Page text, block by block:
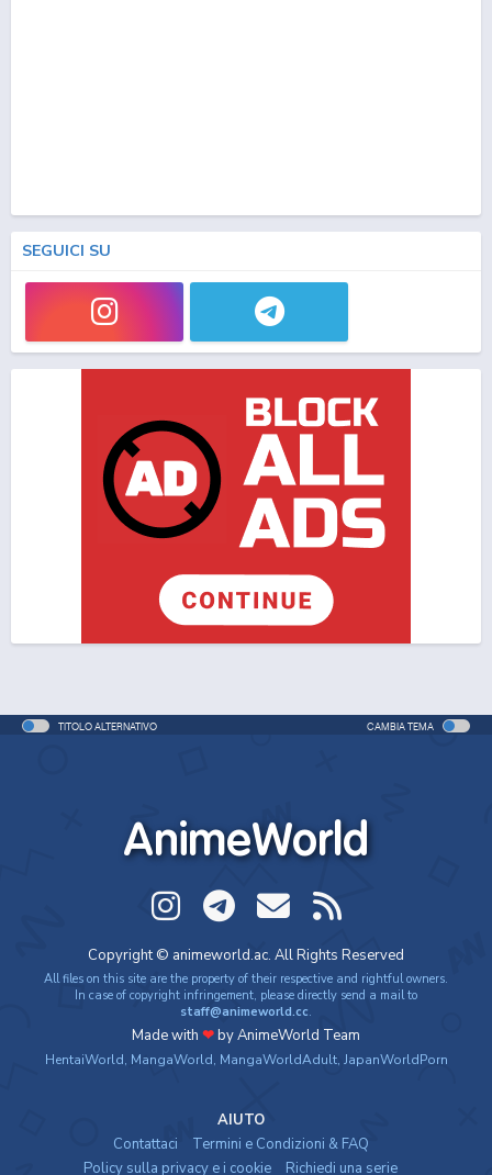
SEGUICI SU
TITOLO ALTERNATIVO CAMBIA TEMA
AnimeWorld
Copyright © animeworld.ac. All Rights Reserved
All files on this site are the property of their respective and rightful owners.
In case of copyright infringement, please directly send a mail to
staff@animeworld.cc.
Made with ❤by AnimeWorld Team
HentaiWorld, MangaWorld, MangaWorldAdult, JapanWorldPorn
AIUTO
Contattaci
Termini e Condizioni & FAQ
Policy sulla privacy e i cookie
Richiedi una serie